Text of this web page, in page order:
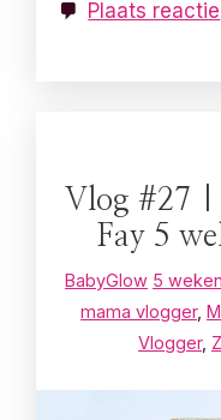
Plaats reactie
Vlog #27 |
Fay 5
BabyGlow 5
mama vlogger,
Vlogger,